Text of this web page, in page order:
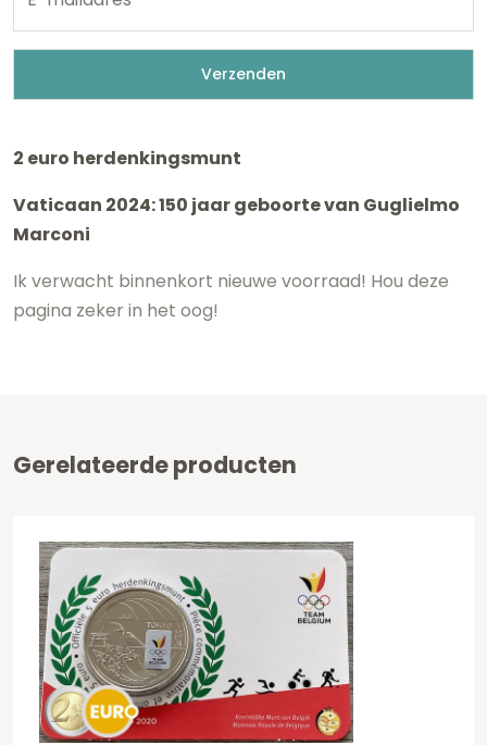
2 euro herdenkingsmunt
Vaticaan 2024: 150 jaar geboorte van Guglielmo
Marconi
Ik verwacht binnenkort nieuwe voorraad! Hou deze
pagina zeker in het oog!
Gerelateerde producten